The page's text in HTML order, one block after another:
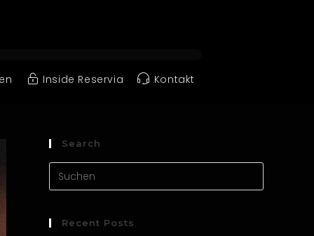
Inside Reservia Kontakt
Search
Recent Posts